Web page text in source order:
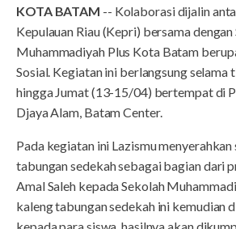
KOTA BATAM -- Kolaborasi dijalin
Kepulauan Riau (Kepri) bersama dengan
Muhammadiyah Plus Kota Batam
Sosial. Kegiatan ini berlangsung selama
hingga Jumat (13-15/04) bertempat di
Djaya Alam, Batam Center.
Pada kegiatan ini Lazismu
tabungan sedekah sebagai bagian dari
Amal Saleh kepada Sekolah
kaleng tabungan sedekah ini kemudian